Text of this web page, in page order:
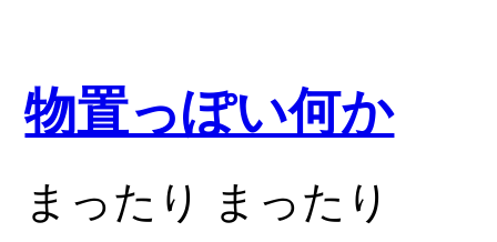
物置っぽい何か
まったり まったり